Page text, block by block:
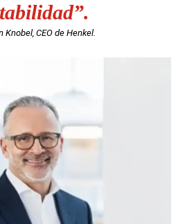
Knobel, CEO de Henkel.